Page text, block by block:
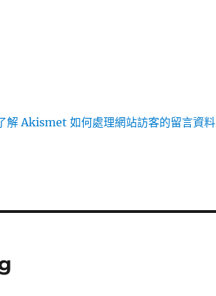
解 Akismet 如何處理網站訪客的留言資料